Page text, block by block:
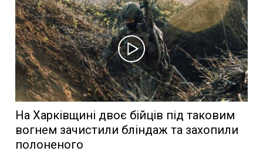
На Харківщині двоє бійців під таковим
вогнем зачистили бліндаж та захопили
полоненого